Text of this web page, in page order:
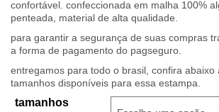
confortável. confeccionada em malha 100%
penteada, material de alta qualidade.
para garantir a segurança de suas compras
a forma de pagamento do pagseguro.
entregamos para todo o brasil, confira abaixo
tamanhos disponíveis para essa estampa.
tamanhos